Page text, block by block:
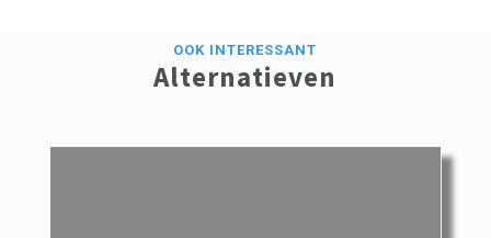
OOK INTERESSANT
Alternatieven